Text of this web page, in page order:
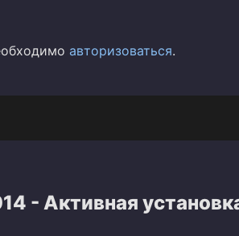
авторизоваться.
- Активная